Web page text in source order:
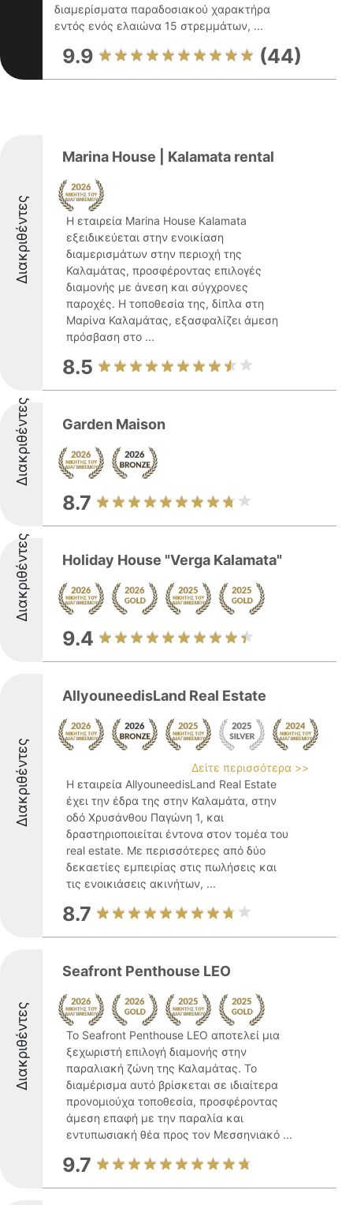
διαμερίσματα παραδοσιακού χαρακτήρα
εντός ενός ελαιώνα 15 στρεμμάτων, ...
9.9 (44)
Διακριθέντες
Marina House | Kalamata rental
Η εταιρεία Marina House Kalamata
εξειδικεύεται στην ενοικίαση
διαμερισμάτων στην περιοχή της
Καλαμάτας, προσφέροντας επιλογές
διαμονής με άνεση και σύγχρονες
παροχές. Η τοποθεσία της, δίπλα στη
Μαρίνα Καλαμάτας, εξασφαλίζει άμεση
πρόσβαση στο ...
8.5
Διακριθέντες Garden Maison
8.7
Διακριθέντες Holiday House "Verga Kalamata"
9.4
Διακριθέντες
AllyouneedisLand Real Estate
Δείτε περισσότερα >>
Η εταιρεία AllyouneedisLand Real Estate
έχει την έδρα της στην Καλαμάτα, στην
οδό Χρυσάνθου Παγώνη 1, και
δραστηριοποιείται έντονα στον τομέα του
real estate. Με περισσότερες από δύο
δεκαετίες εμπειρίας στις πωλήσεις και
τις ενοικιάσεις ακινήτων, ...
8.7
Διακριθέντες
Seafront Penthouse LEO
Το Seafront Penthouse LEO αποτελεί μια
ξεχωριστή επιλογή διαμονής στην
παραλιακή ζώνη της Καλαμάτας. Το
διαμέρισμα αυτό βρίσκεται σε ιδιαίτερα
προνομιούχα τοποθεσία, προσφέροντας
άμεση επαφή με την παραλία και
εντυπωσιακή θέα προς τον Μεσσηνιακό ...
9.7